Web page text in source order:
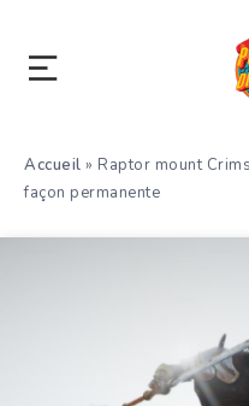
Accueil » Raptor mount
façon permanente